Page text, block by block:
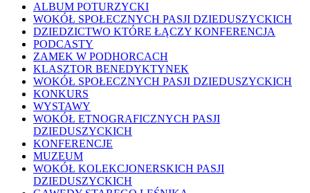
ALBUM POTURZYCKI
WOKÓŁ SPOŁECZNYCH PASJI DZIEDUSZYCKICH
DZIEDZICTWO KTÓRE ŁĄCZY KONFERENCJA
PODCASTY
ZAMEK W PODHORCACH
KLASZTOR BENEDYKTYNEK
WOKÓŁ SPOŁECZNYCH PASJI DZIEDUSZYCKICH
KONKURS
WYSTAWY
WOKÓŁ ETNOGRAFICZNYCH PASJI
DZIEDUSZYCKICH
KONFERENCJE
MUZEUM
WOKÓŁ KOLEKCJONERSKICH PASJI
DZIEDUSZYCKICH